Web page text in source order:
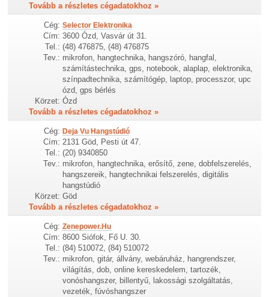
Tovább a részletes cégadatokhoz »
Cég: Selector Elektronika
Cím: 3600 Ózd, Vasvár út 31.
Tel.: (48) 476875, (48) 476875
Tev.: mikrofon, hangtechnika, hangszóró, hangfal,
számítástechnika, gps, notebook, alaplap, elektronika,
színpadtechnika, számítógép, laptop, processzor, upc
ózd, gps bérlés
Körzet: Ózd
Tovább a részletes cégadatokhoz »
Cég: Deja Vu Hangstúdió
Cím: 2131 Göd, Pesti út 47.
Tel.: (20) 9340850
Tev.: mikrofon, hangtechnika, erősítő, zene, dobfelszerelés,
hangszereik, hangtechnikai felszerelés, digitális
hangstúdió
Körzet: Göd
Tovább a részletes cégadatokhoz »
Cég: Zenepower.Hu
Cím: 8600 Siófok, Fő U. 30.
Tel.: (84) 510072, (84) 510072
Tev.: mikrofon, gitár, állvány, webáruház, hangrendszer,
világítás, dob, online kereskedelem, tartozék,
vonóshangszer, billentyű, lakossági szolgáltatás,
vezeték, fúvóshangszer